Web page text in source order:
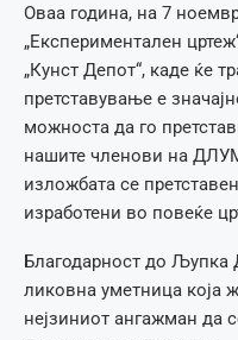
Оваа година, на 7
„Експериментален
„Кунст Депот“, каде ќе
претставување е
можноста да го
нашите членови на
изложбата се
изработени во повеќе
Благодарност до
ликовна уметница која
нејзиниот ангажман да